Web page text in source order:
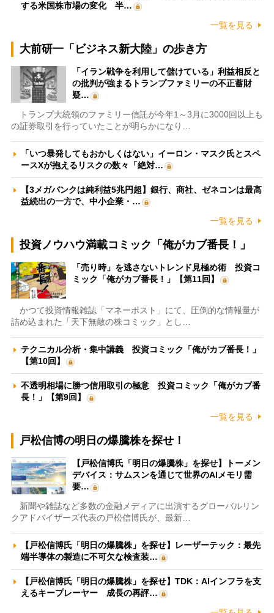
する米国株市場の変化 半…
一覧を見る
大前研一「ビジネス新大陸」の歩き方
「イラン戦争を利用して儲けている」利益相反と
の批判が強まるトランプファミリーの不正蓄財
疑…
トランプ大統領のファミリー信託が今年1～3月に3000回以上も
の証券取引を行っていたことが明らかになり…
「いつ暴発してもおかしくはない」イーロン・マスク氏とスペ
ースXが抱えるリスクの数々「絶対…
【3メガバンクは純利益5兆円超】銀行、商社、ゼネコンは最高
益続出の一方で、中小企業・…
一覧を見る
投資ノウハウ満載コミック「俺がカブ番長！」
「売り時」を逃さないトレンド見極め術 投資コ
ミック「俺がカブ番長！」【第11回】
かつて投資情報雑誌「マネーポスト」にて、圧倒的な情報量が
詰め込まれた「天下無敵の株コミック」とし…
テクニカル分析・集中講義 投資コミック「俺がカブ番長！」
【第10回】
不透明相場に勝つ信用取引の極意 投資コミック「俺がカブ番
長！」【第9回】
一覧を見る
戸松信博の明日の爆騰株を探せ！
【戸松信博氏「明日の爆騰株」を探せ】トーメン
デバイス：サムスンを通じて世界のAIメモリ需
要…
新聞や雑誌など多数の金融メディアに出演するグローバルリン
クアドバイザーズ代表の戸松信博氏が、最新…
【戸松信博氏「明日の爆騰株」を探せ】レーザーテック：最先
端半導体の製造に不可欠な検査装…
【戸松信博氏「明日の爆騰株」を探せ】TDK：AIインフラを支
えるキープレーヤー 成長の再評…